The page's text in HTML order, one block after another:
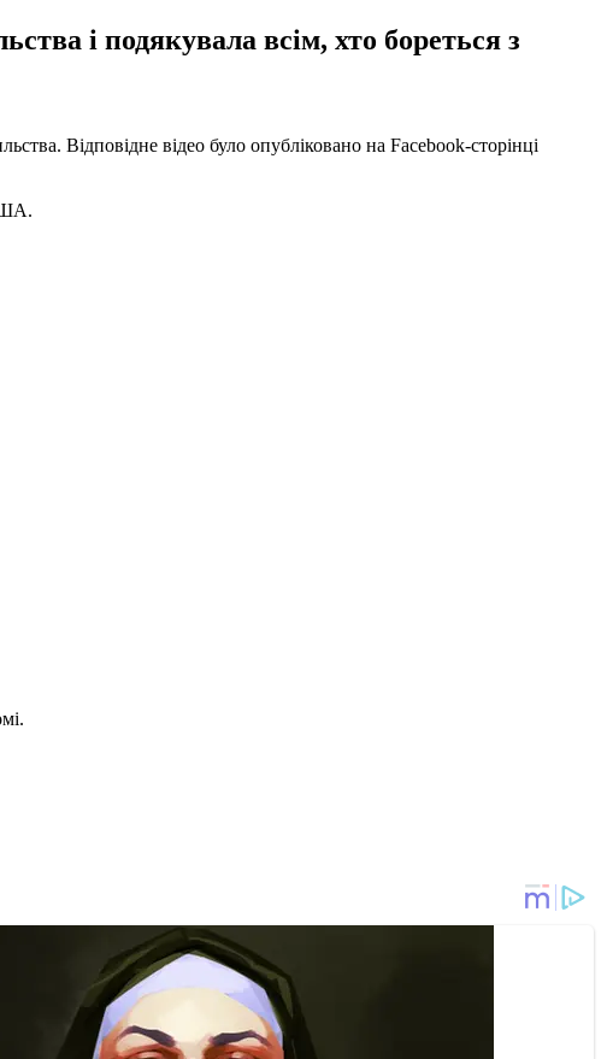
і подякувала всім, хто бореться з
Відповідне відео було опубліковано на Facebook-сторінці